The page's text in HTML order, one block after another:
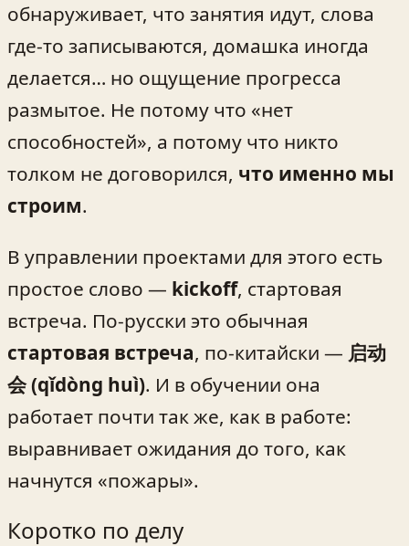
обнаруживает, что занятия идут, слова
где‑то записываются, домашка иногда
делается… но ощущение прогресса
размытое. Не потому что «нет
способностей», а потому что никто
толком не договорился, что именно мы
строим.
В управлении проектами для этого есть
простое слово — kickoff, стартовая
встреча. По‑русски это обычная
стартовая встреча, по‑китайски — 启动
会 (qǐdòng huì). И в обучении она
работает почти так же, как в работе:
выравнивает ожидания до того, как
начнутся «пожары».
Коротко по делу